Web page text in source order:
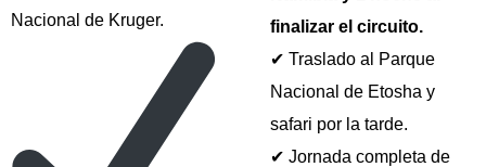
Nacional de Kruger.
finalizar el circuito.
✔ Traslado al Parque
Nacional de Etosha y
safari por la tarde.
✔ Jornada completa de